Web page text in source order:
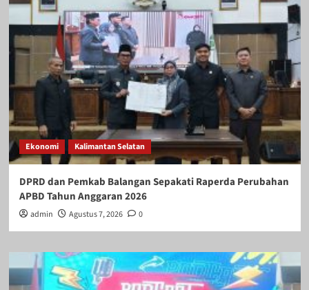
Ekonomi Kalimantan Selatan
DPRD dan Pemkab Balangan Sepakati Raperda Perubahan
APBD Tahun Anggaran 2026
admin Agustus 7, 2026 0